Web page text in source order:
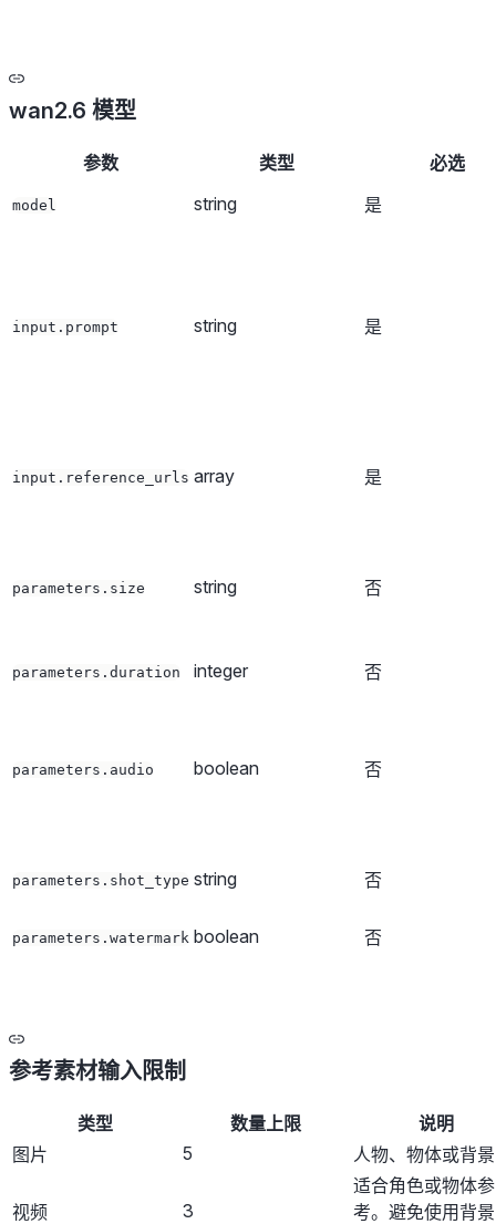
wan2.6 模型
参数 类型 必选
model string 是
input.prompt string 是
input.reference_urls array 是
parameters.size string 否
parameters.duration integer 否
parameters.audio boolean 否
parameters.shot_type string 否
parameters.watermark boolean 否
参考素材输入限制
类型 数量上限
说明
图片
5 人物、物体或背景
视频 3
适合角色或物体参
考。避免使用背